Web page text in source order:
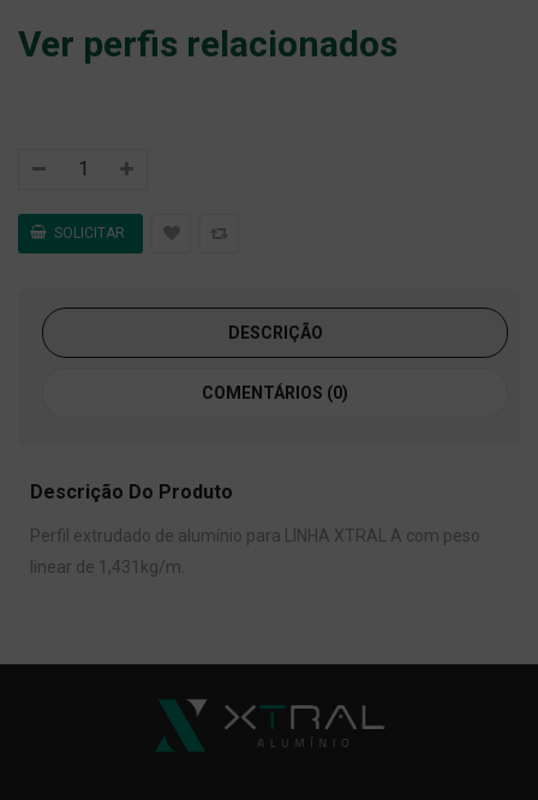
Ver perfis relacionados
DESCRIÇÃO
COMENTÁRIOS (0)
Descrição Do Produto
Perfil extrudado de alumínio para LINHA XTRAL A com peso
linear de 1,431kg/m.